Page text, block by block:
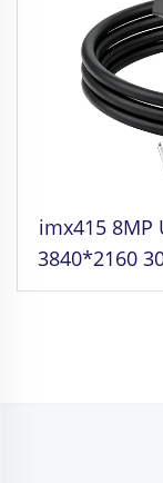
imx415 8MP
3840*2160